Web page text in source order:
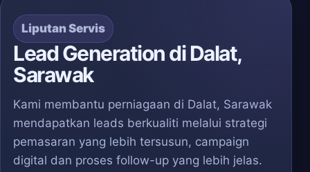
Liputan Servis
Lead Generation di Dalat,
Sarawak
Kami membantu perniagaan di Dalat, Sarawak
mendapatkan leads berkualiti melalui strategi
pemasaran yang lebih tersusun, campaign
digital dan proses follow-up yang lebih jelas.